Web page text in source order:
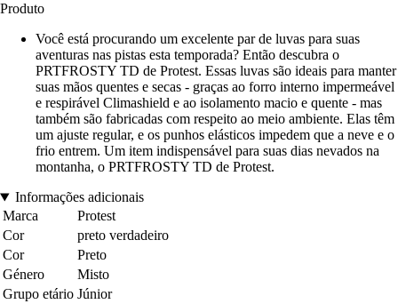
Produto
Você está procurando um excelente par de luvas para suas
aventuras nas pistas esta temporada? Então descubra o
PRTFROSTY TD de Protest. Essas luvas são ideais para manter
suas mãos quentes e secas - graças ao forro interno impermeável
e respirável Climashield e ao isolamento macio e quente - mas
também são fabricadas com respeito ao meio ambiente. Elas têm
um ajuste regular, e os punhos elásticos impedem que a neve e o
frio entrem. Um item indispensável para suas dias nevados na
montanha, o PRTFROSTY TD de Protest.
Informações adicionais
Marca
Protest
Cor
preto verdadeiro
Cor
Preto
Género
Misto
Grupo etário Júnior